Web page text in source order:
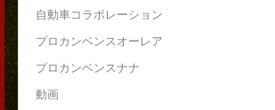
自動車コラボレーション
プロカンベンスオーレア
プロカンベンスナナ
動画